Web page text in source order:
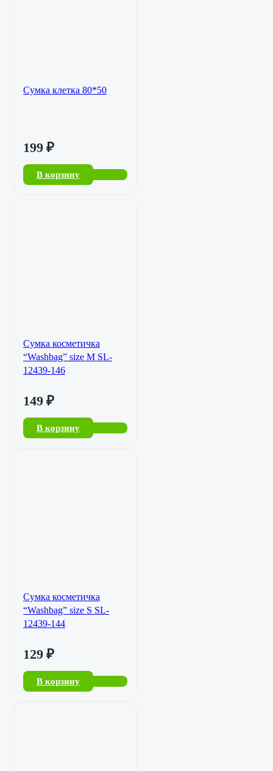
Сумка клетка 80*50
199 ₽
В корзину
Сумка косметичка
“Washbag” size M SL-
12439-146
149 ₽
В корзину
Сумка косметичка
“Washbag” size S SL-
12439-144
129 ₽
В корзину